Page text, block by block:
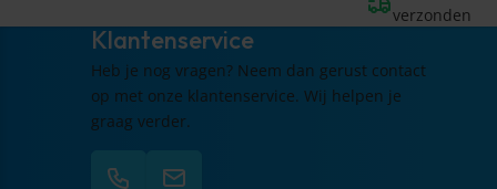
verzonden
Klantenservice
Heb je nog vragen? Neem dan gerust contact
op met onze klantenservice. Wij helpen je
graag verder.